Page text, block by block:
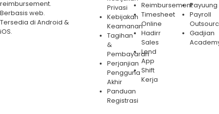
reimbursement.
Berbasis web.
Tersedia di Android &
iOS.
Privasi
Kebijakan
Keamanan
Tagihan
&
Pembayaran
Perjanjian
Pengguna
Akhir
Panduan
Registrasi
Reimbursement
Timesheet
Online
Hadirr
Sales
Lend
App
Shift
Kerja
Payuung
Payroll
Gadjian